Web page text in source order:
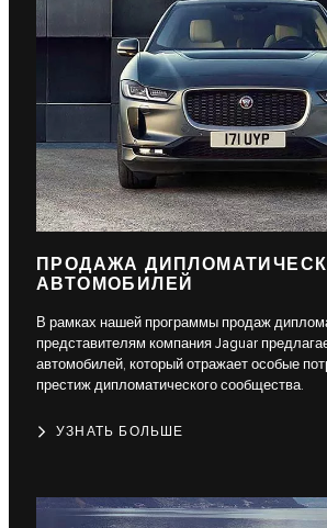
ПРОДАЖА
АВТОМОБИЛЕЙ
В рамках нашей программы продаж
представителям компания Jaguar
автомобилей, который отражает особые
престиж дипломатического сообщества.
УЗНАТЬ БОЛЬШЕ